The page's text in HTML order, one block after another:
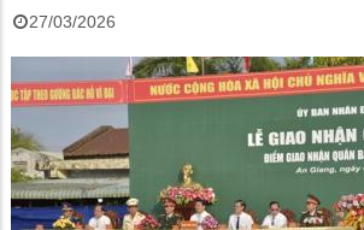
27/03/2026